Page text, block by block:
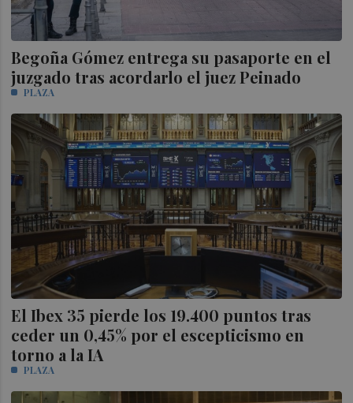
Begoña Gómez entrega su pasaporte en el
juzgado tras acordarlo el juez Peinado
PLAZA
El Ibex 35 pierde los 19.400 puntos tras
ceder un 0,45% por el escepticismo en
torno a la IA
PLAZA